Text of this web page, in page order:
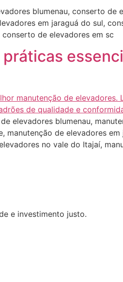
blumenau, conserto
em jaraguá do sul,
de elevadores em sc
elevadores blumenau,
manutenção de elevadores
no vale do Itajaí,
e investimento justo.